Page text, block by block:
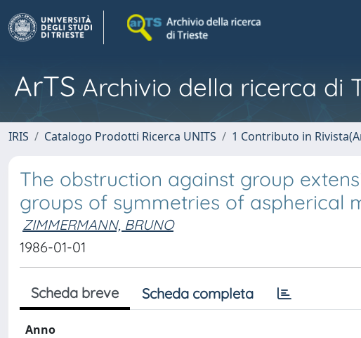
ArTS Archivio della ricerca di
IRIS Catalogo Prodotti Ricerca UNITS 1 Contributo in
The obstruction against group
groups of symmetries of aspherical
ZIMMERMANN, BRUNO
1986-01-01
Scheda breve Scheda completa
Anno